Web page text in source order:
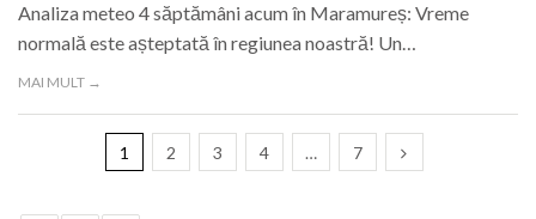
Analiza meteo 4 săptămâni acum în Maramureș: Vreme
normală este așteptată în regiunea noastră! Un…
MAI MULT →
1 2 3 4 … 7